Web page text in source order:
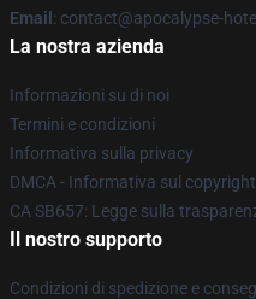
Email : contact@apocalypse-
La nostra azienda
Informazioni su di noi
Termini e condizioni
Informativa sulla privacy
DMCA - Informativa sul copyright
CA SB657: Legge sulla
Il nostro supporto
Condizioni di spedizione e